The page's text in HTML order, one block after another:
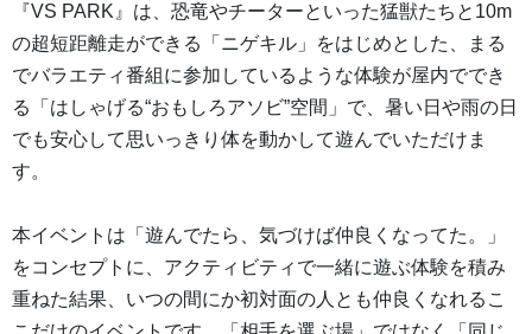
『VS PARK』は、恐竜やチーターといった猛獣たちと10m
の超短距離走ができる「ニゲキル」をはじめとした、まる
でバラエティ番組に参加しているような体験が屋内ででき
る「はしゃげる“おもしろアソビ”空間」で、暑い日や雨の日
でも安心して思いっきり体を動かして遊んでいただけま
す。
本イベントは「遊んでたら、気づけば仲良くなってた。」
をコンセプトに、アクティビティで一緒に遊ぶ体験を積み
重ねた結果、いつの間にか初対面の人とも仲良くなれるこ